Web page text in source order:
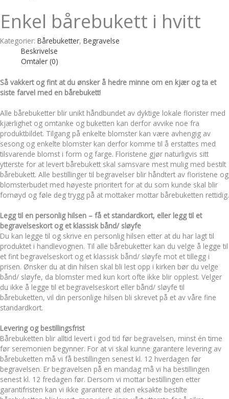
Enkel bårebukett i hvitt
Kategorier: Bårebuketter, Begravelse
Beskrivelse
Omtaler (0)
Så vakkert og fint at du ønsker å hedre minne om en kjær og ta et
siste farvel med en bårebukett!
Alle bårebuketter blir unikt håndbundet av dyktige lokale florister med
kjærlighet og omtanke og buketten kan derfor avvike noe fra
produktbildet. Tilgang på enkelte blomster kan være avhengig av
sesong og enkelte blomster kan derfor komme til å erstattes med
tilsvarende blomst i form og farge. Floristene gjør naturligvis sitt
ytterste for at levert bårebukett skal samsvare mest mulig med bestilt
bårebukett. Alle bestillinger til begravelser blir håndtert av floristene og
blomsterbudet med høyeste prioritert for at du som kunde skal blir
fornøyd og føle deg trygg på at mottaker mottar bårebuketten rettidig.
Legg til en personlig hilsen – få et standardkort, eller legg til et
begravelseskort og et klassisk bånd/ sløyfe
Du kan legge til og skrive en personlig hilsen etter at du har lagt til
produktet i handlevognen. Til alle bårebuketter kan du velge å legge til
et fint begravelseskort og et klassisk bånd/ sløyfe mot et tillegg i
prisen. Ønsker du at din hilsen skal bli lest opp i kirken bør du velge
bånd/ sløyfe, da blomster med kun kort ofte ikke blir opplest. Velger
du ikke å legge til et begravelseskort eller bånd/ sløyfe til
bårebuketten, vil din personlige hilsen bli skrevet på et av våre fine
standardkort.
Levering og bestillingsfrist
Bårebuketten blir alltid levert i god tid før begravelsen, minst én time
før seremonien begynner. For at vi skal kunne garantere levering av
bårebuketten må vi få bestillingen senest kl. 12 hverdagen før
begravelsen. Er begravelsen på en mandag må vi ha bestillingen
senest kl. 12 fredagen før. Dersom vi mottar bestillingen etter
garantifristen kan vi ikke garantere at den eksakte bestilte